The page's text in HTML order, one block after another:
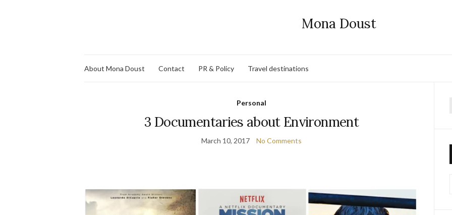
Mona Doust
About Mona Doust Contact PR & Policy Travel destinations
Personal
3 Documentaries about Environment
March 10, 2017 No Comments